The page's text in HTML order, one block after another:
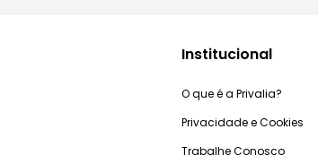
Institucional
O que é a Privalia?
Privacidade e Cookies
Trabalhe Conosco